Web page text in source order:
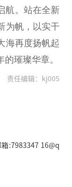
航。站在全新
为帆，以实干
海再度扬帆起
璀璨华章。
责任编辑：kj005
:7983347 16@q